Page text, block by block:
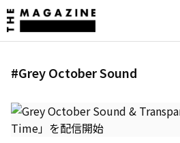
#Grey October Sound